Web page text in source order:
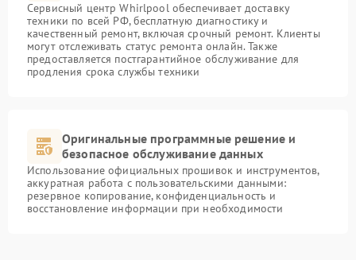
Сервисный центр Whirlpool обеспечивает доставку
техники по всей РФ, бесплатную диагностику и
качественный ремонт, включая срочный ремонт. Клиенты
могут отслеживать статус ремонта онлайн. Также
предоставляется постгарантийное обслуживание для
продления срока службы техники
Оригинальные программные решение и
безопасное обслуживание данных
Использование официальных прошивок и инструментов,
аккуратная работа с пользовательскими данными:
резервное копирование, конфиденциальность и
восстановление информации при необходимости